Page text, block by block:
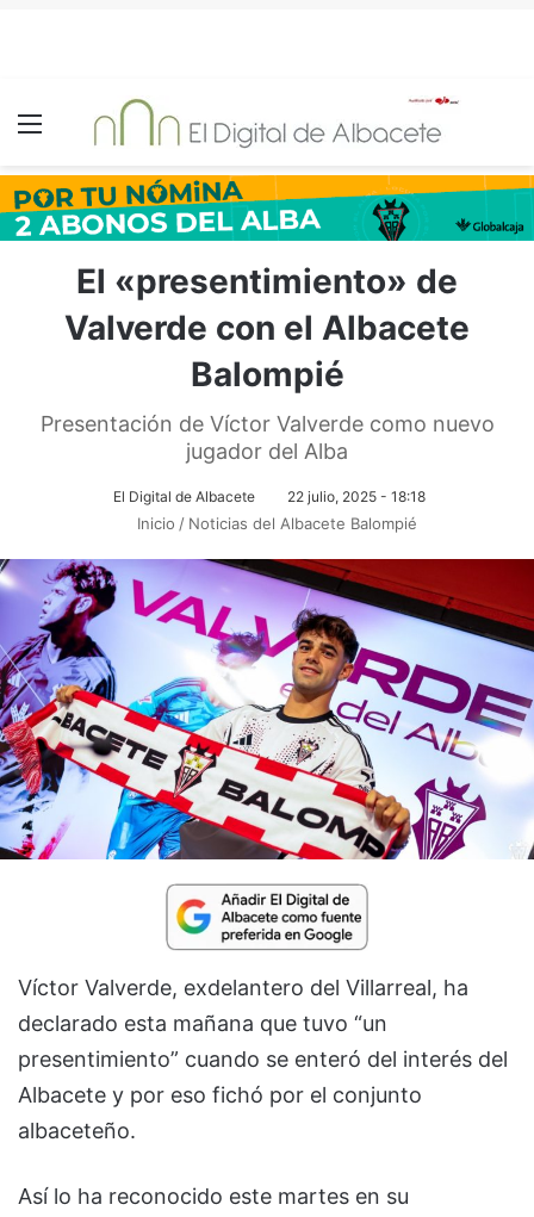
Menú
El «presentimiento» de
Valverde con el Albacete
Balompié
Presentación de Víctor Valverde como nuevo
jugador del Alba
El Digital de Albacete 22 julio, 2025 - 18:18
Inicio / Noticias del Albacete Balompié
Víctor Valverde, exdelantero del Villarreal, ha
declarado esta mañana que tuvo “un
presentimiento” cuando se enteró del interés del
Albacete y por eso fichó por el conjunto
albaceteño.
Así lo ha reconocido este martes en su